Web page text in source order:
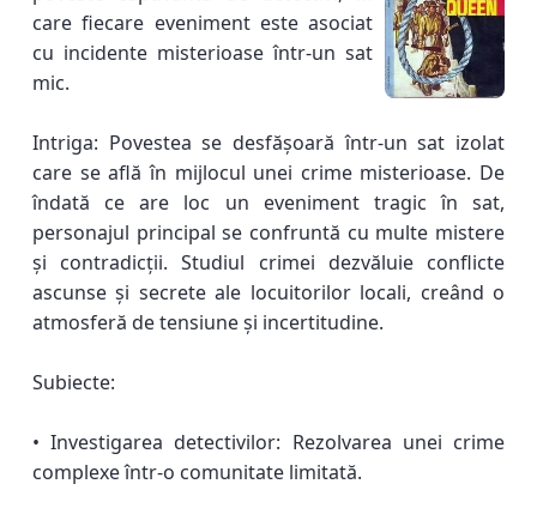
care fiecare eveniment este asociat
cu incidente misterioase într-un sat
mic.
Intriga: Povestea se desfășoară într-un sat izolat
care se află în mijlocul unei crime misterioase. De
îndată ce are loc un eveniment tragic în sat,
personajul principal se confruntă cu multe mistere
și contradicții. Studiul crimei dezvăluie conflicte
ascunse și secrete ale locuitorilor locali, creând o
atmosferă de tensiune și incertitudine.
Subiecte:
• Investigarea detectivilor: Rezolvarea unei crime
complexe într-o comunitate limitată.